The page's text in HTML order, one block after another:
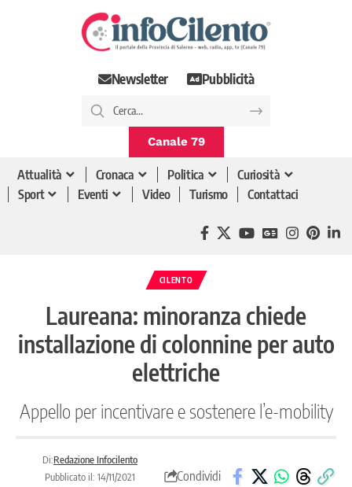
Newsletter Pubblicità
Canale 79
Attualità Cronaca Politica
Curiosità
Sport
Eventi Video Turismo Contattaci
CILENTO
Laureana: minoranza chiede
installazione di colonnine per auto
elettriche
Appello per incentivare e sostenere l’e-mobility
Di:Redazione Infocilento
Pubblicato il: 14/11/2021
Condividi